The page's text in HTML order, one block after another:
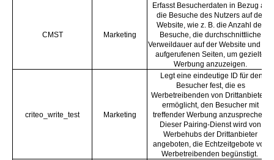
CMST Marketing
Erfasst Besucherdaten in Bezug auf
die Besuche des Nutzers auf der
Website, wie z. B. die Anzahl der
Besuche, die durchschnittliche
Verweildauer auf der Website und die
aufgerufenen Seiten, um gezielte
Werbung anzuzeigen.
criteo_write_test Marketing
Legt eine eindeutige ID für den
Besucher fest, die es
Werbetreibenden von Drittanbietern
ermöglicht, den Besucher mit
treffender Werbung anzusprechen.
Dieser Pairing-Dienst wird von
Werbehubs der Drittanbieter
angeboten, die Echtzeitgebote von
Werbetreibenden begünstigt.